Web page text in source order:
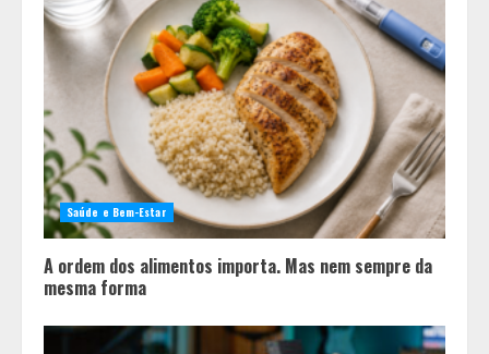
Saúde e Bem-Estar
A ordem dos alimentos importa. Mas nem sempre da
mesma forma